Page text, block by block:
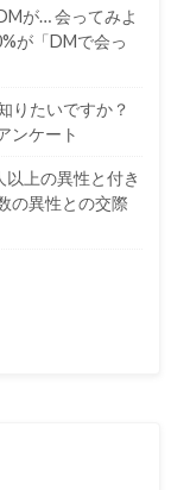
が… 会ってみよ
が「DMで会っ
りたいですか？
ンケート
上の異性と付き
の異性との交際